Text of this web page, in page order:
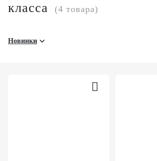
класса
(4 товара)
Новинки